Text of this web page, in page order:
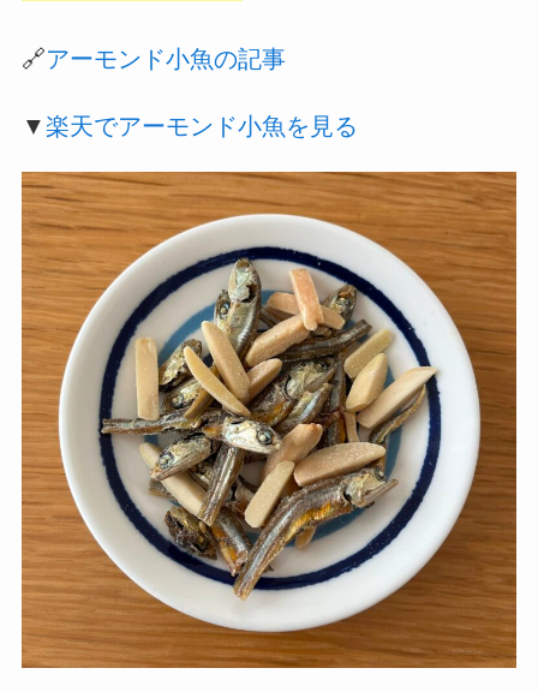
🔗アーモンド小魚の記事
▼楽天でアーモンド小魚を見る